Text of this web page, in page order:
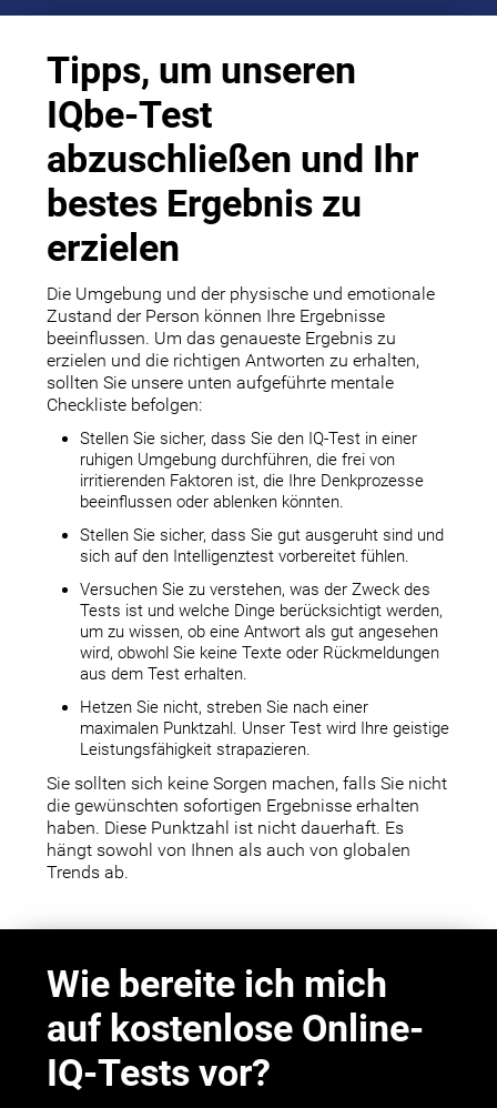
Tipps, um unseren
IQbe-Test
abzuschließen und Ihr
bestes Ergebnis zu
erzielen
Die Umgebung und der physische und emotionale
Zustand der Person können Ihre Ergebnisse
beeinflussen. Um das genaueste Ergebnis zu
erzielen und die richtigen Antworten zu erhalten,
sollten Sie unsere unten aufgeführte mentale
Checkliste befolgen:
Stellen Sie sicher, dass Sie den IQ-Test in einer
ruhigen Umgebung durchführen, die frei von
irritierenden Faktoren ist, die Ihre Denkprozesse
beeinflussen oder ablenken könnten.
Stellen Sie sicher, dass Sie gut ausgeruht sind und
sich auf den Intelligenztest vorbereitet fühlen.
Versuchen Sie zu verstehen, was der Zweck des
Tests ist und welche Dinge berücksichtigt werden,
um zu wissen, ob eine Antwort als gut angesehen
wird, obwohl Sie keine Texte oder Rückmeldungen
aus dem Test erhalten.
Hetzen Sie nicht, streben Sie nach einer
maximalen Punktzahl. Unser Test wird Ihre geistige
Leistungsfähigkeit strapazieren.
Sie sollten sich keine Sorgen machen, falls Sie nicht
die gewünschten sofortigen Ergebnisse erhalten
haben. Diese Punktzahl ist nicht dauerhaft. Es
hängt sowohl von Ihnen als auch von globalen
Trends ab.
Wie bereite ich mich
auf kostenlose Online-
IQ-Tests vor?